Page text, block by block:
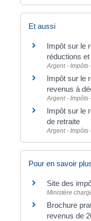
Et aussi
Impôt sur le
réductions
Argent - Impôts
Impôt sur le
revenus à
Argent - Impôts
Impôt sur le
de retraite
Argent - Impôts
Pour en savoir
Site des
Ministère
Brochure
revenus de